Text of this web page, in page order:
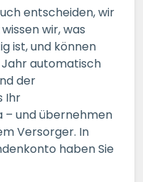
entscheiden, wir
wir, was
ist, und können
automatisch
der
Ihr
– und übernehmen
Versorger. In
haben Sie